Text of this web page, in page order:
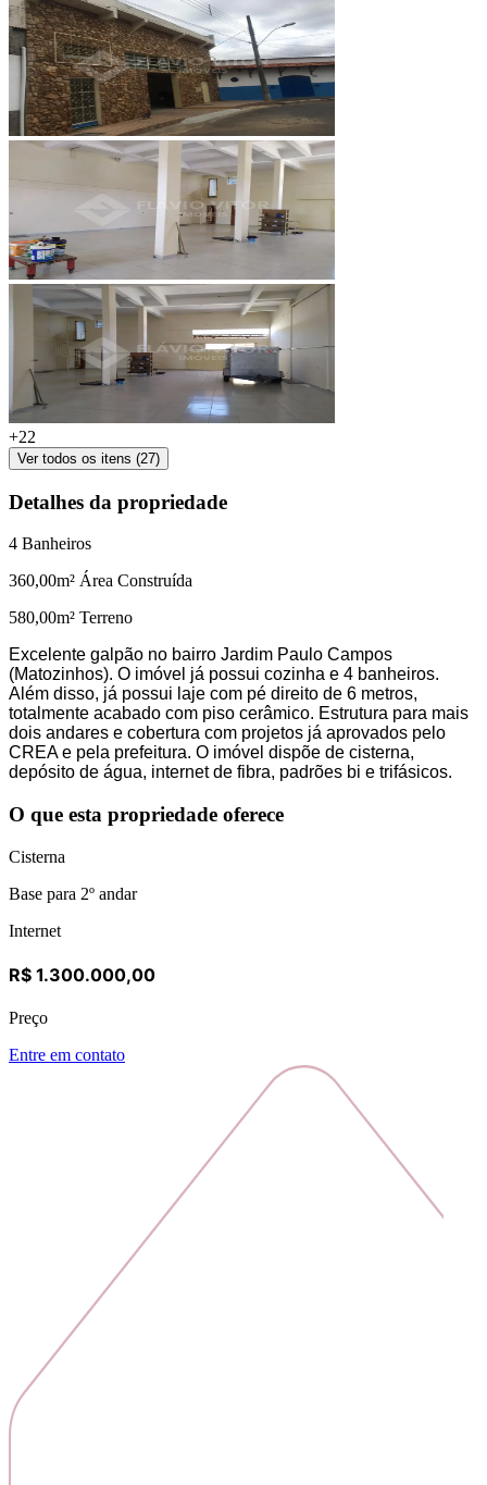
+22
Ver todos os itens (27)
Detalhes da propriedade
4 Banheiros
360,00m² Área Construída
580,00m² Terreno
Excelente galpão no bairro Jardim Paulo Campos
(Matozinhos). O imóvel já possui cozinha e 4 banheiros.
Além disso, já possui laje com pé direito de 6 metros,
totalmente acabado com piso cerâmico. Estrutura para mais
dois andares e cobertura com projetos já aprovados pelo
CREA e pela prefeitura. O imóvel dispõe de cisterna,
depósito de água, internet de fibra, padrões bi e trifásicos.
O que esta propriedade oferece
Cisterna
Base para 2º andar
Internet
R$ 1.300.000,00
Preço
Entre em contato